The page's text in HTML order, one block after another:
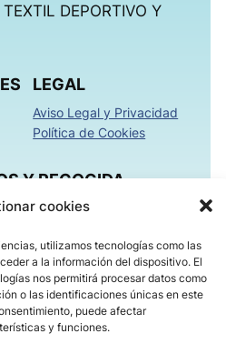
cookies
utilizamos tecnologías como las
a la información del dispositivo. El
nos permitirá procesar datos como
o las identificaciones únicas en este
puede afectar
y funciones.
DEPORTIVO Y
LEGAL
Aviso Legal y Privacidad
Política de Cookies
Y RECOGIDA
– 18:30h
– 14:00h